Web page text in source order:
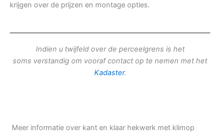
krijgen over de prijzen en montage opties.
Indien u twijfeld over de perceelgrens is het
soms verstandig om vooraf contact op te nemen met het
Kadaster.
Meer informatie over kant en klaar hekwerk met klimop